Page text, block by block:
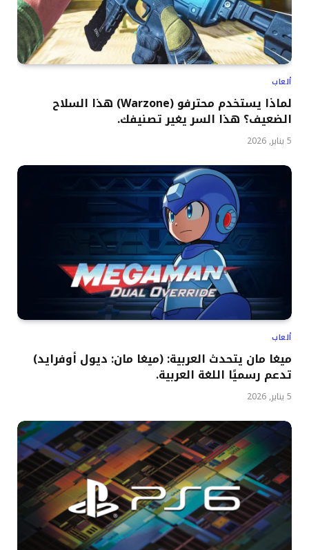
ألعاب
لماذا يستخدم محترفو (Warzone) هذا السلاح
الضعيف؟ هذا السر يغير تصنيفك.
5 يناير, 2026
ألعاب
ميغا مان يتحدث العربية: (ميغا مان: ديول أوفرايد)
تدعم رسميًا اللغة العربية.
5 يناير, 2026